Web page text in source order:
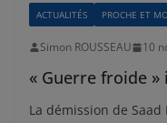
ACTUALITÉS PROCHE ET
Simon ROUSSEAU 10
« Guerre froide
La démission de